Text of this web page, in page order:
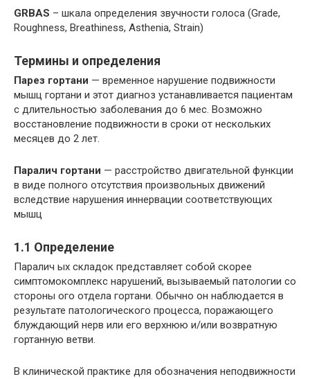
GRBAS – шкала определения звучности голоса (Grade,
Roughness, Breathiness, Asthenia, Strain)
Термины и определения
Парез гортани — временное нарушение подвижности
мышц гортани и этот диагноз устанавливается пациентам
с длительностью заболевания до 6 мес. Возможно
восстановление подвижности в сроки от нескольких
месяцев до 2 лет.
Паралич гортани — расстройство двигательной функции
в виде полного отсутствия произвольных движений
вследствие нарушения иннервации соответствующих
мышц
1.1 Определение
Паралич ых складок представляет собой скорее
симптомокомплекс нарушений, вызываемый патологии со
стороны ого отдела гортани. Обычно он наблюдается в
результате патологического процесса, поражающего
блуждающий нерв или его верхнюю и/или возвратную
гортанную ветви.
В клинической практике для обозначения неподвижности